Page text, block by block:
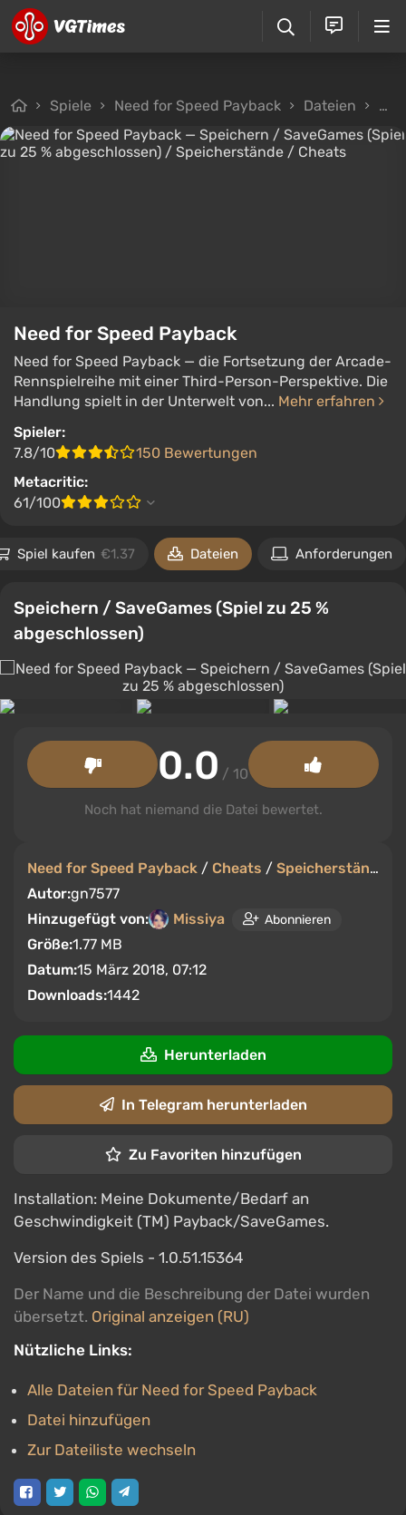
Spiele Need for Speed Payback Dateien
Need for Speed Payback
Need for Speed Payback — die Fortsetzung der Arcade-
Rennspielreihe mit einer Third-Person-Perspektive. Die
Handlung spielt in der Unterwelt von... Mehr erfahren
Spieler:
7.8/10
150 Bewertungen
Metacritic:
61/100
Spiel kaufen €1.37 Dateien Anforderungen
Speichern / SaveGames (Spiel zu 25 %
abgeschlossen)
Need for Speed Payback / Cheats / Speicherstände
Autor:gn7577
Hinzugefügt von:
Missiya Abonnieren
Größe:1.77 MB
Datum:15 März 2018, 07:12
Downloads:1442
0.0 / 10
Noch hat niemand die Datei bewertet.
Herunterladen
In Telegram herunterladen
Zu Favoriten hinzufügen
Installation: Meine Dokumente/Bedarf an
Geschwindigkeit (TM) Payback/SaveGames.
Version des Spiels - 1.0.51.15364
Der Name und die Beschreibung der Datei wurden
übersetzt. Original anzeigen (RU)
Nützliche Links:
Alle Dateien für Need for Speed Payback
Datei hinzufügen
Zur Dateiliste wechseln